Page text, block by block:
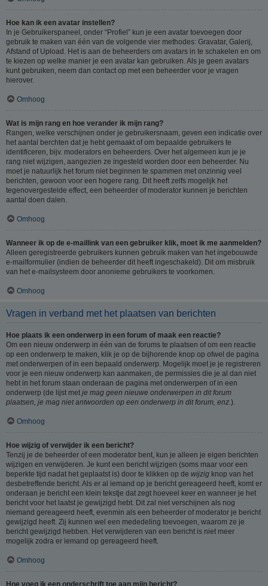
Hoe kan ik een avatar instellen?
In je Gebruikerspaneel, onder “Profiel” kun je een avatar toevoegen door
gebruik te maken van één van de volgende vier methodes: Gravatar, Galerij,
Afstand of Upload. Het is aan de beheerders om avatars in te schakelen en om
te kiezen op welke manier je een avatar kan gebruiken. Als je geen avatars
kunt gebruiken, neem dan contact op met een beheerder voor je vragen
hierover.
Omhoog
Wat is mijn rang en hoe verander ik mijn rang?
Rangen, welke verschijnen onder je gebruikersnaam, geven een indicatie over
het aantal berchten dat je hebt gemaakt of om bepaalde gebruikers te
identificeren, bijv. moderators en beheerders. Over het algemeen kun je je
rang niet wijzigen, aangezien ze ingesteld worden door een beheerder. Nu
moet je natuurlijk het forum niet beginnen te spammen met onzinnig veel
berichten, gewoon voor een hogere rang. Dit heeft zelfs mogelijk het
tegenovergestelde effect, een beheerder of moderator kunnen je berichten
aantal doen dalen.
Omhoog
Wanneer ik op de e-maillink van een gebruiker klik, moet ik me aanmelden?
Alleen geregistreerde gebruikers kunnen gebruik maken van het ingebouwde
e-mailformulier (indien de beheerder dit heeft ingeschakeld). Dit om misbruik
van het e-mailsysteem door anonieme gebruikers te voorkomen.
Omhoog
Vragen in verband met het plaatsen van berichten
Hoe plaats ik een onderwerp in een forum of maak een reactie?
Om een nieuw onderwerp in één van de forums te plaatsen of om een reactie
op een onderwerp te maken, klik je op de bijhorende knop op ofwel de pagina
met onderwerpen of in een bepaald onderwerp. Mogelijk moet je je registreren
voor je een nieuw onderwerp kan aanmaken, de permissies die je al dan niet
hebt in het forum staan onderaan de pagina met onderwerpen of in een
onderwerp (de lijst met je mag geen nieuwe onderwerpen in dit forum
plaatsen, je mag niet antwoorden op een onderwerp in dit forum, enz. ).
Omhoog
Hoe wijzig of verwijder ik een bericht?
Tenzij je de beheerder of een moderator bent, kun je alleen je eigen berichten
wijzigen en verwijderen. Je kunt een bericht wijzigen (soms maar voor een
beperkte tijd nadat het geplaatst is) door te klikken op de wijzig knop van het
desbetreffende bericht. Als er al iemand op je bericht gereageerd heeft, komt er
onderaan je bericht een klein tekstje dat zegt hoeveel keer en wanneer je het
bericht voor het laatst je gewijzigd hebt. Dit zal niet verschijnen als nog
niemand gereageerd heeft, evenmin als een beheerder of moderator je bericht
gewijzigd heeft. Zij kunnen wel een mededeling toevoegen, waarom ze je
bericht gewijzigd hebben. Het verwijderen van een bericht is niet meer
mogelijk zodra er iemand op gereageerd heeft.
Omhoog
Hoe voeg ik een onderschrift toe aan mijn bericht?